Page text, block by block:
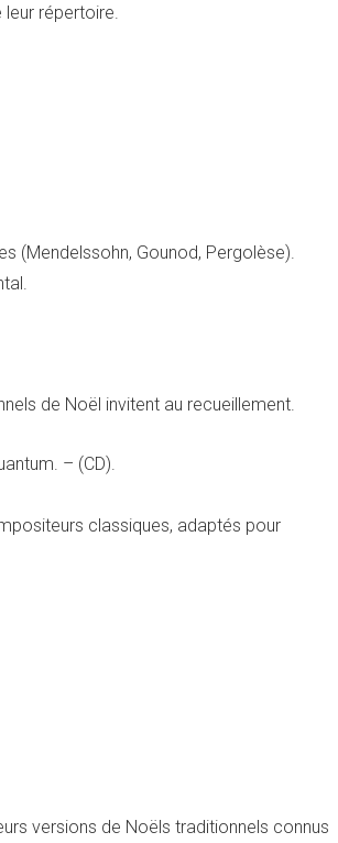
leur répertoire.
(Mendelssohn, Gounod, Pergolèse).
de Noël invitent au recueillement.
– (CD).
classiques, adaptés pour
versions de Noëls traditionnels connus